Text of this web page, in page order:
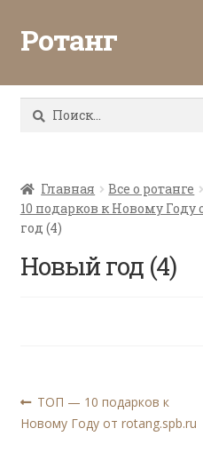
Ротанг
Каталог
Все о ротанге
Ротанг оптом
Найти:
Главная Все о ротанге
10 подарков к Новому Году
год (4)
Новый год (4)
Навигация
по
Предыдущая
запись:
ТОП — 10 подарков к
Новому Году от rotang.spb.ru